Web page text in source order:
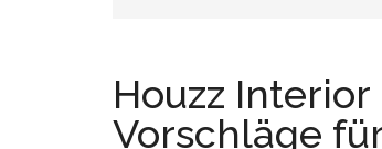
Houzz
Vorschläge